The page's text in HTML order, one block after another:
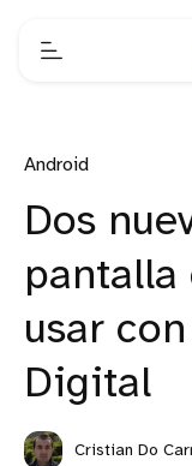
Android
Dos
pantalla
usar
Digital
Cristian Do